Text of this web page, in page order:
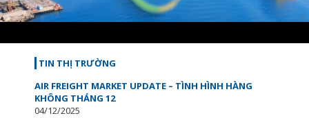
43.84%
TIN THỊ TRƯỜNG
AIR FREIGHT MARKET UPDATE – TÌNH HÌNH HÀNG
KHÔNG THÁNG 12
04/12/2025